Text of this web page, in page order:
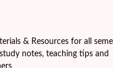
& Resources for all
notes, teaching tips and